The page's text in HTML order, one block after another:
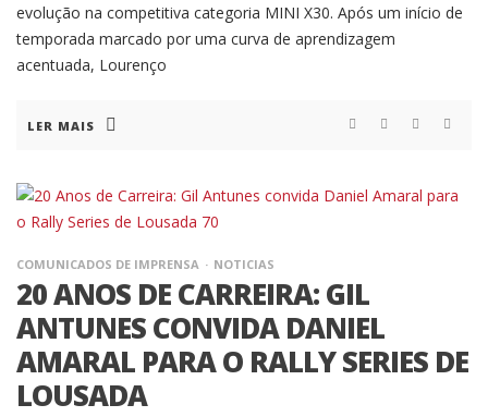
evolução na competitiva categoria MINI X30. Após um início de
temporada marcado por uma curva de aprendizagem
acentuada, Lourenço
LER MAIS
COMUNICADOS DE IMPRENSA NOTICIAS
20 ANOS DE CARREIRA: GIL
ANTUNES CONVIDA DANIEL
AMARAL PARA O RALLY SERIES DE
LOUSADA